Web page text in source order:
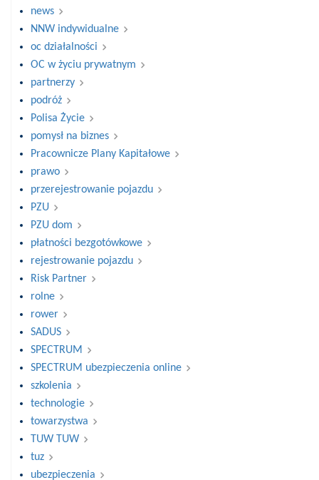
news
NNW indywidualne
oc działalności
OC w życiu prywatnym
partnerzy
podróż
Polisa Życie
pomysł na biznes
Pracownicze Plany Kapitałowe
prawo
przerejestrowanie pojazdu
PZU
PZU dom
płatności bezgotówkowe
rejestrowanie pojazdu
Risk Partner
rolne
rower
SADUS
SPECTRUM
SPECTRUM ubezpieczenia online
szkolenia
technologie
towarzystwa
TUW TUW
tuz
ubezpieczenia